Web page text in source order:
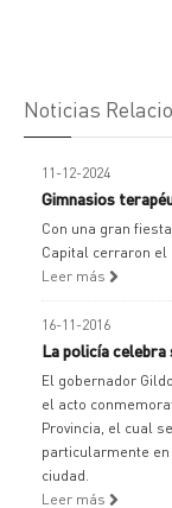
Noticias
11-12-2024
Gimnasios
Con una gran
Capital cerraron el
Leer más
16-11-2016
La policía celebra
El gobernador
el acto
Provincia, el cual
particularmente
ciudad.
Leer más